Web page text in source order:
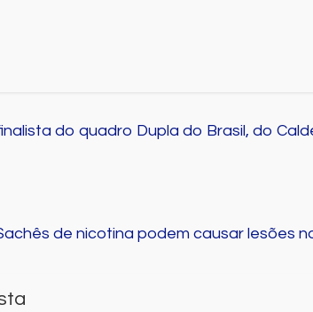
do quadro Dupla do Brasil, do
de nicotina podem causar lesões